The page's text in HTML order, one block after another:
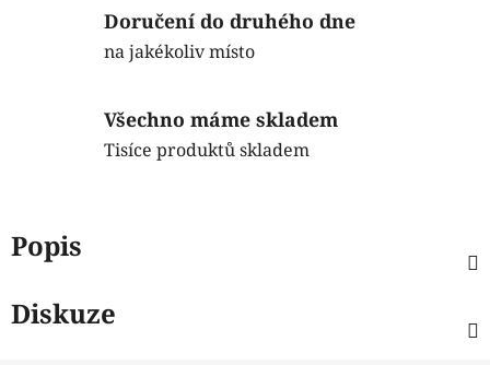
Doručení do druhého dne
na jakékoliv místo
Všechno máme skladem
Tisíce produktů skladem
Popis
Diskuze